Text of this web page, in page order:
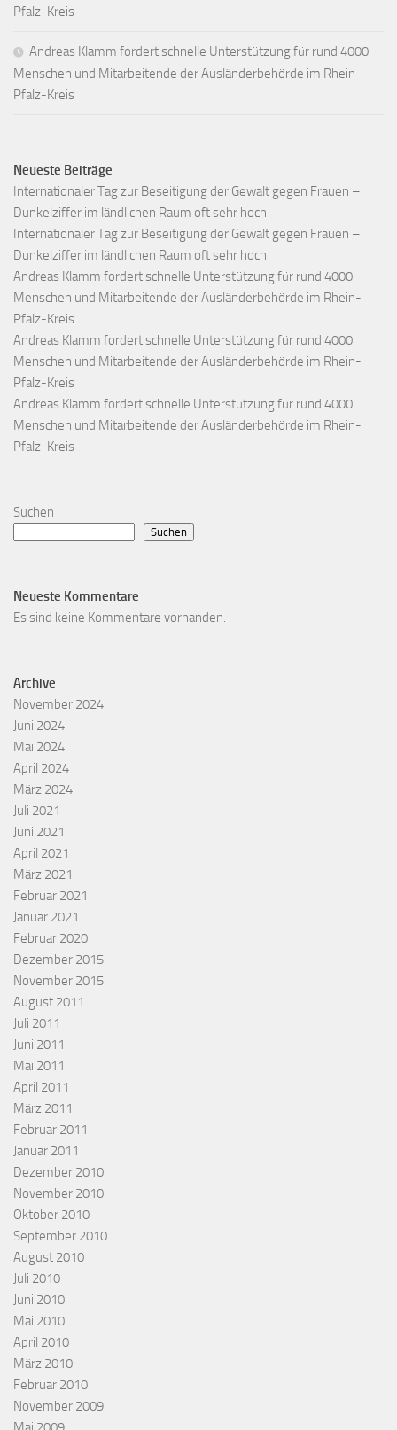
Pfalz-Kreis
Andreas Klamm fordert schnelle Unterstützung für rund 4000
Menschen und Mitarbeitende der Ausländerbehörde im Rhein-
Pfalz-Kreis
Neueste Beiträge
Internationaler Tag zur Beseitigung der Gewalt gegen Frauen –
Dunkelziffer im ländlichen Raum oft sehr hoch
Internationaler Tag zur Beseitigung der Gewalt gegen Frauen –
Dunkelziffer im ländlichen Raum oft sehr hoch
Andreas Klamm fordert schnelle Unterstützung für rund 4000
Menschen und Mitarbeitende der Ausländerbehörde im Rhein-
Pfalz-Kreis
Andreas Klamm fordert schnelle Unterstützung für rund 4000
Menschen und Mitarbeitende der Ausländerbehörde im Rhein-
Pfalz-Kreis
Andreas Klamm fordert schnelle Unterstützung für rund 4000
Menschen und Mitarbeitende der Ausländerbehörde im Rhein-
Pfalz-Kreis
Suchen
Suchen
Neueste Kommentare
Es sind keine Kommentare vorhanden.
Archive
November 2024
Juni 2024
Mai 2024
April 2024
März 2024
Juli 2021
Juni 2021
April 2021
März 2021
Februar 2021
Januar 2021
Februar 2020
Dezember 2015
November 2015
August 2011
Juli 2011
Juni 2011
Mai 2011
April 2011
März 2011
Februar 2011
Januar 2011
Dezember 2010
November 2010
Oktober 2010
September 2010
August 2010
Juli 2010
Juni 2010
Mai 2010
April 2010
März 2010
Februar 2010
November 2009